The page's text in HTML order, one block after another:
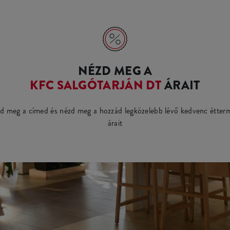
NÉZD MEG A
KFC SALGÓTARJÁN DTÁRAIT
meg a címed és nézd meg a hozzád legközelebb lévő kedvenc
árait